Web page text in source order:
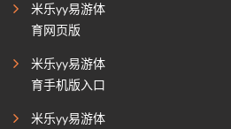
米乐yy易游体
育网页版
米乐yy易游体
育手机版入口
米乐yy易游体